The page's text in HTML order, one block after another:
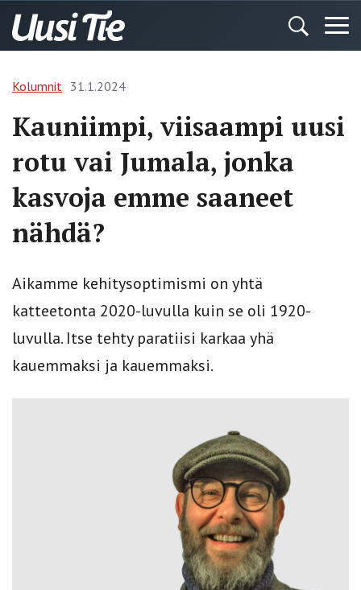
Kolumnit 31.1.2024
Kauniimpi, viisaampi uusi
rotu vai Jumala, jonka
kasvoja emme saaneet
nähdä?
Aikamme kehitysoptimismi on yhtä
katteetonta 2020-luvulla kuin se oli 1920-
luvulla. Itse tehty paratiisi karkaa yhä
kauemmaksi ja kauemmaksi.